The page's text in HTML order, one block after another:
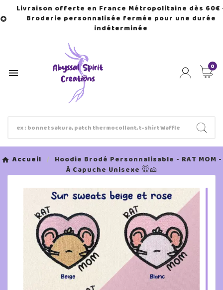

Livraison offerte en France Métropolitaine dès 60€
Broderie personnalisée fermée pour une durée
indéterminée

0
Accueil
Hoodie Brodé Personnalisable - RAT MOM -
À Capuche Unisexe 🐭🧀